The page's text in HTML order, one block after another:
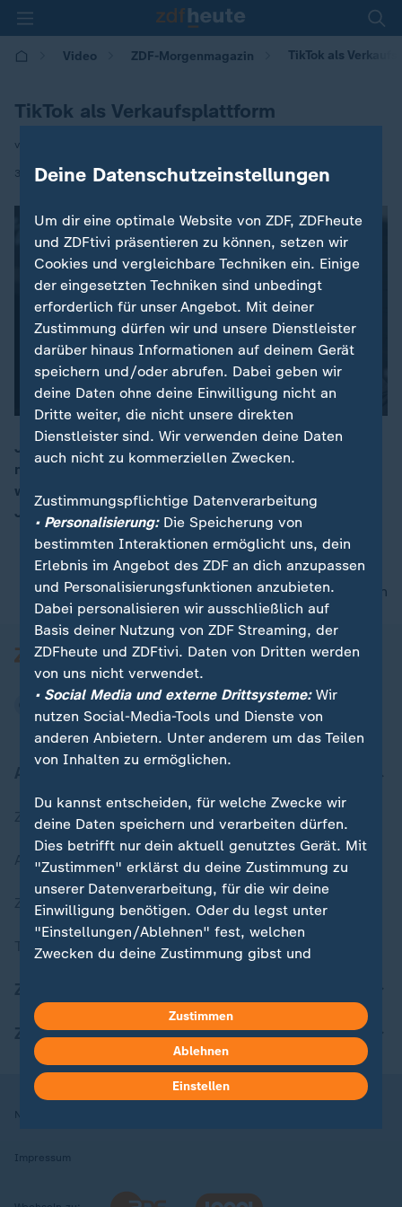
Video ZDF-Morgenmagazin TikTok als
TikTok als Verkaufsplattform
von Sven Rieken
31.03.2025 | 05:30
Jetzt können Influencer ihre Produkte auf TikTok nicht
nur präsentieren, sondern auch verkaufen. Erreicht
wird damit vor allem die junge Zielgruppe ab dreizehn
Jahren.
nach oben
Zuletzt veröffentlicht
Aktuelle Sendungs-Videos
ZDFheute Stories
Themen im Überblick
ZDFheute Apps
Nutzungsbedingungen
Impressum
Deine Datenschutzeinstellungen
Um dir eine optimale Website von ZDF, ZDFheute
und ZDFtivi präsentieren zu können, setzen wir
Cookies und vergleichbare Techniken ein. Einige
der eingesetzten Techniken sind unbedingt
erforderlich für unser Angebot. Mit deiner
Zustimmung dürfen wir und unsere Dienstleister
darüber hinaus Informationen auf deinem Gerät
speichern und/oder abrufen. Dabei geben wir
deine Daten ohne deine Einwilligung nicht an
Dritte weiter, die nicht unsere direkten
Dienstleister sind. Wir verwenden deine Daten
auch nicht zu kommerziellen Zwecken.
Zustimmungspflichtige Datenverarbeitung
• Personalisierung:Die Speicherung von
bestimmten Interaktionen ermöglicht uns, dein
Erlebnis im Angebot des ZDF an dich anzupassen
und Personalisierungsfunktionen anzubieten.
Dabei personalisieren wir ausschließlich auf
Basis deiner Nutzung von ZDF Streaming, der
ZDFheute und ZDFtivi. Daten von Dritten werden
von uns nicht verwendet.
• Social Media und externe Drittsysteme:Wir
nutzen Social-Media-Tools und Dienste von
anderen Anbietern. Unter anderem um das Teilen
von Inhalten zu ermöglichen.
Du kannst entscheiden, für welche Zwecke wir
deine Daten speichern und verarbeiten dürfen.
Dies betrifft nur dein aktuell genutztes Gerät. Mit
"Zustimmen" erklärst du deine Zustimmung zu
unserer Datenverarbeitung, für die wir deine
Einwilligung benötigen. Oder du legst unter
"Einstellungen/Ablehnen" fest, welchen
Zwecken du deine Zustimmung gibst und
in deinen Einstellungen widerrufen oder ändern.
Hier findest du das Impressum.
Weitere Informationen findest du in unserer
Datenschutzerklärung.
Zustimmen
Ablehnen
Einstellen